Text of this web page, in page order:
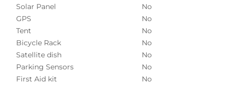
Solar Panel
No
GPS
No
Tent
No
Bicycle Rack
No
Satellite dish
No
Parking Sensors
No
First Aid kit
No